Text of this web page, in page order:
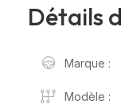
Détails
Marque :
Modèle :